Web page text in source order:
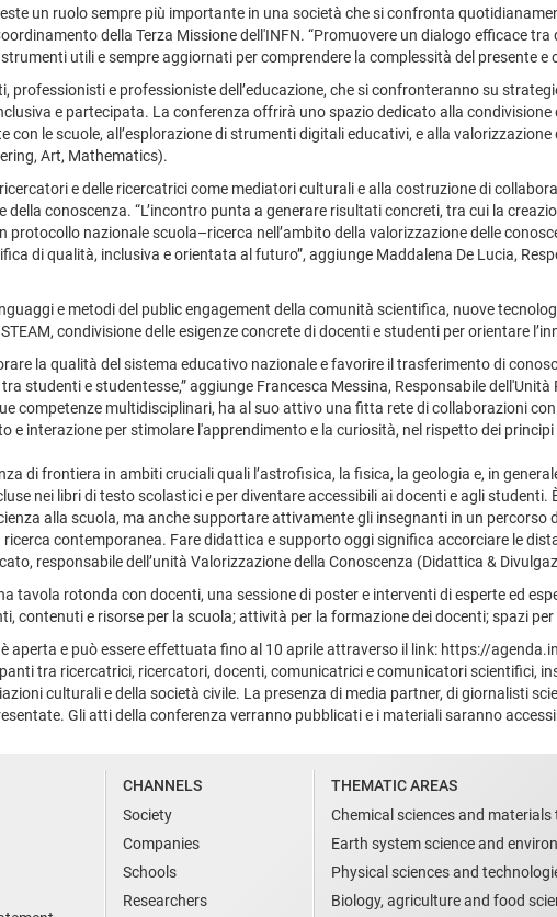
un ruolo sempre più importante in una società che si confronta
della Terza Missione dell'INFN. “Promuovere un dialogo efficace
utili e sempre aggiornati per comprendere la complessità del presente e
professionisti e professioniste dell’educazione, che si confronteranno su
e partecipata. La conferenza offrirà uno spazio dedicato alla
le scuole, all’esplorazione di strumenti digitali educativi, e alla
Art, Mathematics).
e delle ricercatrici come mediatori culturali e alla costruzione di
della conoscenza. “L’incontro punta a generare risultati concreti, tra cui la
protocollo nazionale scuola–ricerca nell’ambito della valorizzazione delle
di qualità, inclusiva e orientata al futuro”, aggiunge Maddalena De Lucia,
e metodi del public engagement della comunità scientifica, nuove
condivisione delle esigenze concrete di docenti e studenti per orientare
la qualità del sistema educativo nazionale e favorire il trasferimento di
studenti e studentesse,” aggiunge Francesca Messina, Responsabile
competenze multidisciplinari, ha al suo attivo una fitta rete di collaborazioni
interazione per stimolare l'apprendimento e la curiosità, nel rispetto dei principi
di frontiera in ambiti cruciali quali l’astrofisica, la fisica, la geologia e, in
nei libri di testo scolastici e per diventare accessibili ai docenti e agli
alla scuola, ma anche supportare attivamente gli insegnanti in un
contemporanea. Fare didattica e supporto oggi significa accorciare le
responsabile dell’unità Valorizzazione della Conoscenza (Didattica &
tavola rotonda con docenti, una sessione di poster e interventi di esperte ed
contenuti e risorse per la scuola; attività per la formazione dei docenti; spazi
aperta e può essere effettuata fino al 10 aprile attraverso il link: https://
tra ricercatrici, ricercatori, docenti, comunicatrici e comunicatori scientifici,
culturali e della società civile. La presenza di media partner, di giornalisti
Gli atti della conferenza verranno pubblicati e i materiali saranno
CHANNELS
Society
Companies
Schools
Researchers
THEMATIC AREAS
Chemical sciences and
Earth system science and
Physical sciences and
Biology, agriculture and food